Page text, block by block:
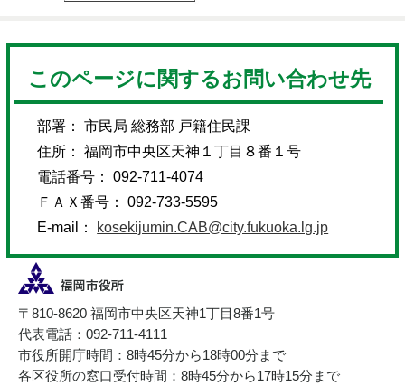
このページに関するお問い合わせ先
部署： 市民局 総務部 戸籍住民課
住所： 福岡市中央区天神１丁目８番１号
電話番号： 092-711-4074
ＦＡＸ番号： 092-733-5595
E-mail：
kosekijumin.CAB@city.fukuoka.lg.jp
〒810-8620 福岡市中央区天神1丁目8番1号
代表電話：092-711-4111
市役所開庁時間：8時45分から18時00分まで
各区役所の窓口受付時間：8時45分から17時15分まで